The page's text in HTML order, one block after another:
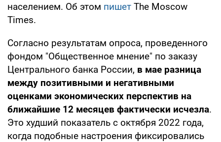
населением. Об этом пишет The Moscow
Times.
Согласно результатам опроса, проведенного
фондом "Общественное мнение" по заказу
Центрального банка России, в мае разница
между позитивными и негативными
оценками экономических перспектив на
ближайшие 12 месяцев фактически исчезла.
Это худший показатель с октября 2022 года,
когда подобные настроения фиксировались